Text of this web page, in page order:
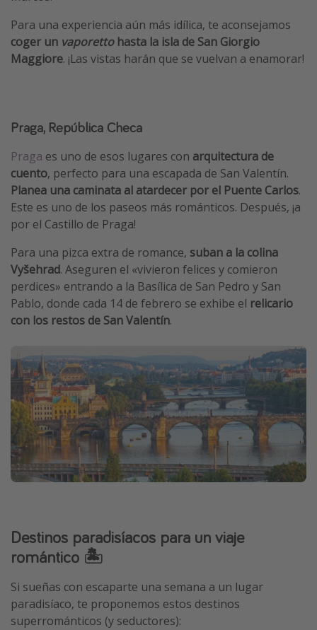
Para una experiencia aún más idílica, te aconsejamos
coger un vaporettohasta la isla de San Giorgio
Maggiore. ¡Las vistas harán que se vuelvan a enamorar!
Praga, República Checa
Praga es uno de esos lugares con arquitectura de
cuento, perfecto para una escapada de San Valentín.
Planea una caminata al atardecer por el Puente Carlos.
Este es uno de los paseos más románticos. Después, ¡a
por el Castillo de Praga!
Para una pizca extra de romance, suban a la colina
Vyšehrad. Aseguren el «vivieron felices y comieron
perdices» entrando a la Basílica de San Pedro y San
Pablo, donde cada 14 de febrero se exhibe el relicario
con los restos de San Valentín.
Destinos paradisíacos para un viaje
romántico 🏝️
Si sueñas con escaparte una semana a un lugar
paradisíaco, te proponemos estos destinos
superrománticos (y seductores):